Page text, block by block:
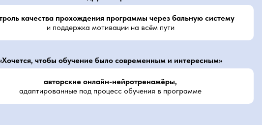
авторские онлайн-нейротренажёры,
адаптированные под процесс обучения в программе
чтобы обучение было современным и интересным»
качества прохождения программы через бальную систему
и поддержка мотивации на всём пути